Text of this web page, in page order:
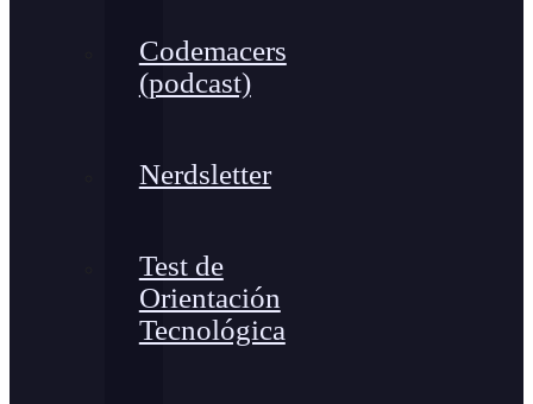
Codemacers
(podcast)
Nerdsletter
Test de
Orientación
Tecnológica